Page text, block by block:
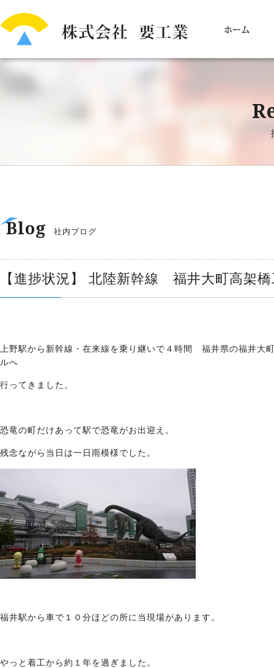
Blog 社内ブログ
【進捗状況】 北陸新幹線 福井大町高架
上野駅から新幹線・在来線を乗り継いで４時間 福井県の福井大
ルへ
行ってきました。
恐竜の町だけあって駅で恐竜がお出迎え。
残念ながら当日は一日雨模様でした。
福井駅から車で１０分ほどの所に当現場があります。
やっと着工から約１年を過ぎました。